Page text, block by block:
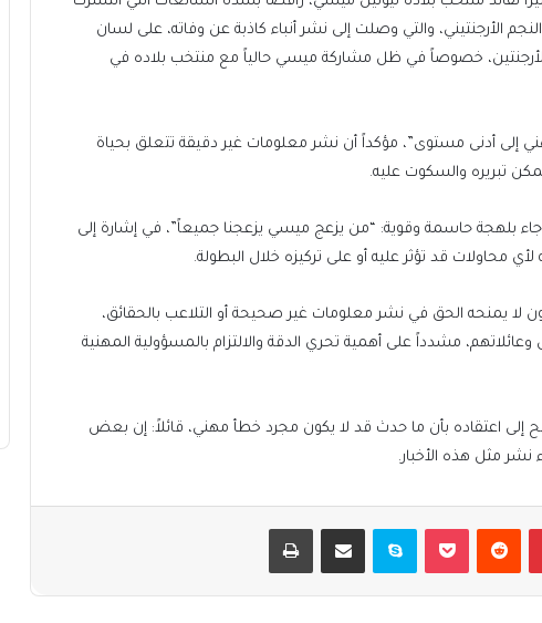
الأرجنتيني، والتي وصلت إلى نشر أنباء كاذبة عن وفاته، على لسان
في الأرجنتين، خصوصاً في ظل مشاركة ميسي حالياً مع منتخب بلاده في
إلى أدنى مستوى”، مؤكداً أن نشر معلومات غير دقيقة تتعلق بحياة
تبريره والسكوت عليه.
جاء بلهجة حاسمة وقوية: “من يزعج ميسي يزعجنا جميعاً”، في إشارة إلى
محاولات قد تؤثر عليه أو على تركيزه خلال البطولة.
يمنحه الحق في نشر معلومات غير صحيحة أو التلاعب بالحقائق،
مشدداً على أهمية تحري الدقة والالتزام بالمسؤولية المهنية
إلى اعتقاده بأن ما حدث قد لا يكون مجرد خطأ مهني، قائلاً: إن بعض
مثل هذه الأخبار.
بينتيريست بوكيت سكايب مشاركة عبر البريد طباعة